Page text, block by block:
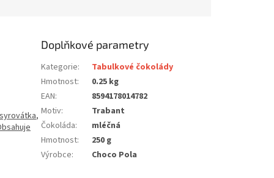
syrovátka,
Doplňkové parametry
Kategorie:
Tabulkové čokolády
Hmotnost:
0.25 kg
EAN:
8594178014782
Motiv:
Trabant
Čokoláda:
mléčná
Hmotnost:
250 g
Výrobce: Choco Pola